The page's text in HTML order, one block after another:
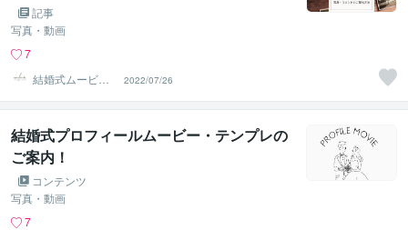
記事
写真・動画
7
結婚式ムービーc
ouleur
2022/07/26
結婚式プロフィールムービー・テンプレの
ご案内！
コンテンツ
写真・動画
7